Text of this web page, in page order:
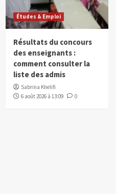
Études & Emploi
Résultats du concours
des enseignants :
comment consulter la
liste des admis
Sabrina Khelifi
6 août 2026 à 13:09
0